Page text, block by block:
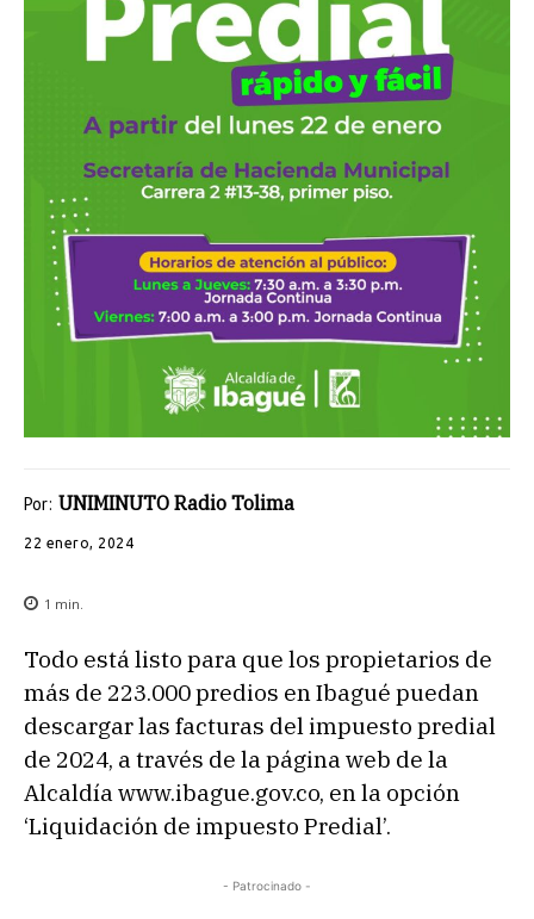
Por: UNIMINUTO Radio Tolima
22 enero, 2024
1 min.
Todo está listo para que los propietarios de
más de 223.000 predios en Ibagué puedan
descargar las facturas del impuesto predial
de 2024, a través de la página web de la
Alcaldía www.ibague.gov.co, en la opción
‘Liquidación de impuesto Predial’.
- Patrocinado -